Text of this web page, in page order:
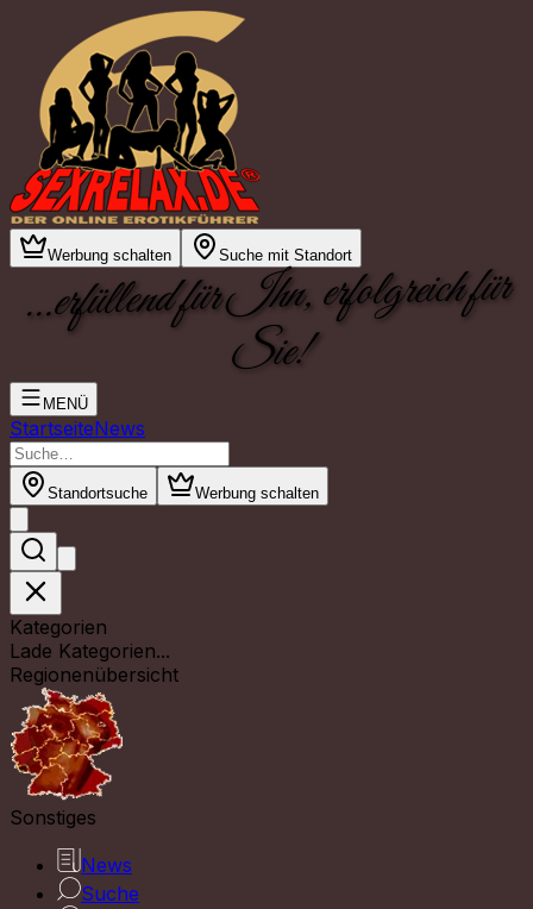
Werbung schalten Suche mit Standort
...erfüllend für Ihn, erfolgreich für
Sie!
MENÜ
StartseiteNews
Standortsuche Werbung schalten
Kategorien
Lade Kategorien...
Regionenübersicht
Sonstiges
News
Suche